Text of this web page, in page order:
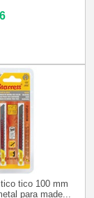
tico 100 mm
para made...